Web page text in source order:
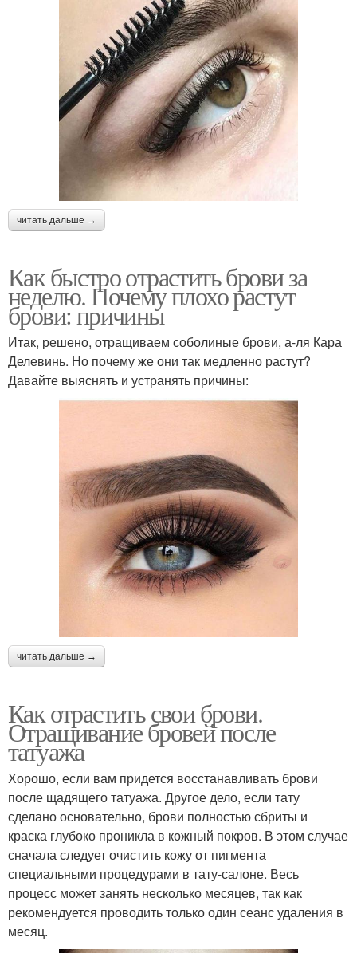
читать дальше →
Как быстро отрастить брови за
неделю. Почему плохо растут
брови: причины
Итак, решено, отращиваем соболиные брови, а-ля Кара
Делевинь. Но почему же они так медленно растут?
Давайте выяснять и устранять причины:
читать дальше →
Как отрастить свои брови.
Отращивание бровей после
татуажа
Хорошо, если вам придется восстанавливать брови
после щадящего татуажа. Другое дело, если тату
сделано основательно, брови полностью сбриты и
краска глубоко проникла в кожный покров. В этом случае
сначала следует очистить кожу от пигмента
специальными процедурами в тату-салоне. Весь
процесс может занять несколько месяцев, так как
рекомендуется проводить только один сеанс удаления в
месяц.